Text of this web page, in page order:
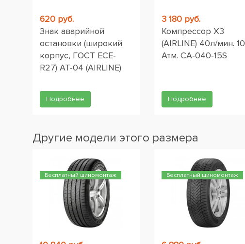
620 руб.
Знак аварийной
остановки (широкий
корпус, ГОСТ ЕСЕ-
R27) AT-04 (AIRLINE)
Подробнее
3 180 руб.
Компрессор X3
(AIRLINE) 40л/мин. 10
Атм. CA-040-15S
Подробнее
Другие модели этого размера
Бесплатный шиномонтаж Бесплатный шиномонтаж